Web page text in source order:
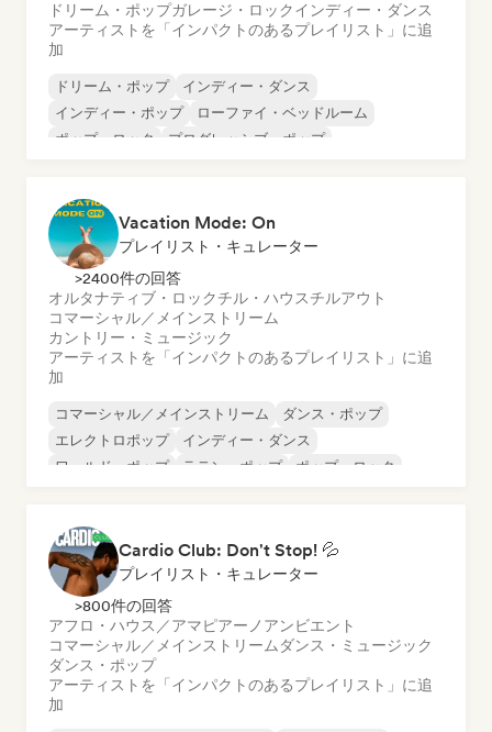
ドリーム・ポップガレージ・ロックインディー・ダンス
アーティストを「インパクトのあるプレイリスト」に追
加
ドリーム・ポップ
インディー・ダンス
インディー・ポップ
ローファイ・ベッドルーム
ポップ・ロック
プログレッシブ・ポップ
Vacation Mode: On
プレイリスト・キュレーター
>2400件の回答
オルタナティブ・ロックチル・ハウスチルアウト
コマーシャル／メインストリーム
カントリー・ミュージック
アーティストを「インパクトのあるプレイリスト」に追
加
コマーシャル／メインストリーム
ダンス・ポップ
エレクトロポップ
インディー・ダンス
ワールド・ポップ
ラテン・ポップ
ポップ・ロック
Cardio Club: Don't Stop! 💦
プレイリスト・キュレーター
>800件の回答
アフロ・ハウス／アマピアーノ アンビエント
コマーシャル／メインストリーム ダンス・ミュージック
ダンス・ポップ
アーティストを「インパクトのあるプレイリスト」に追
加